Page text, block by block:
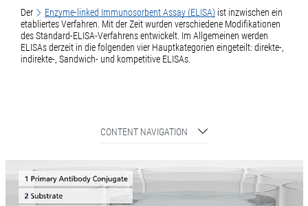
Der Enzyme-linked Immunosorbent Assay (ELISA) ist inzwischen ein
etabliertes Verfahren. Mit der Zeit wurden verschiedene Modifikationen
des Standard-ELISA-Verfahrens entwickelt. Im Allgemeinen werden
ELISAs derzeit in die folgenden vier Hauptkategorien eingeteilt: direkte-,
indirekte-, Sandwich- und kompetitive ELISAs.
CONTENT NAVIGATION